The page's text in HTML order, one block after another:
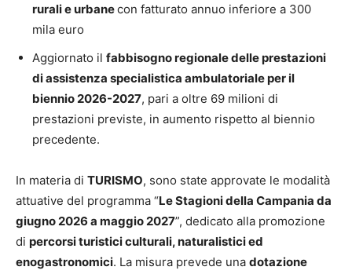
rurali e urbanecon fatturato annuo inferiore a 300
mila euro
Aggiornato il fabbisogno regionale delle prestazioni
di assistenza specialistica ambulatoriale per il
biennio 2026-2027, pari a oltre 69 milioni di
prestazioni previste, in aumento rispetto al biennio
precedente.
In materia di TURISMO, sono state approvate le modalità
attuative del programma “Le Stagioni della Campania da
giugno 2026 a maggio 2027”, dedicato alla promozione
di percorsi turistici culturali, naturalistici ed
enogastronomici. La misura prevede una dotazione